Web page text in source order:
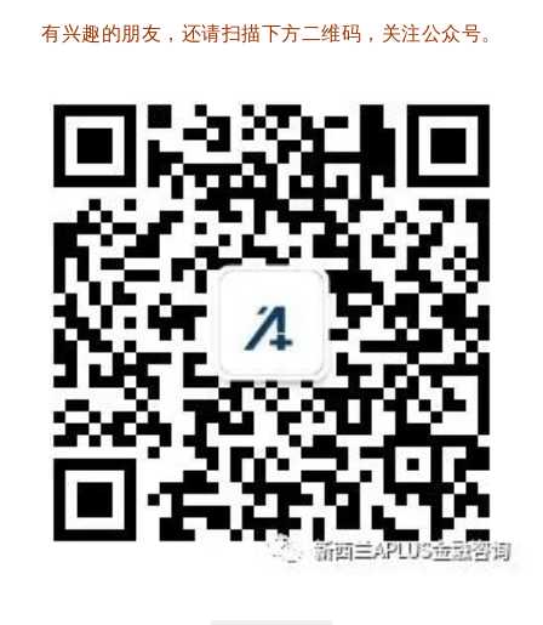
有兴趣的朋友，还请扫描下方二维码，关注公众号。